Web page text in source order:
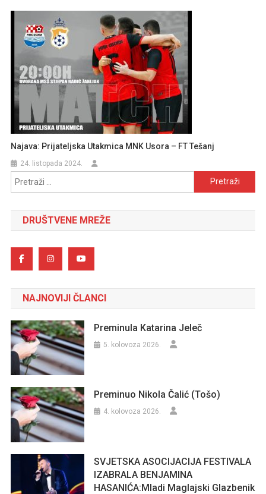
Najava: Prijateljska Utakmica MNK Usora – FT Tešanj
24. listopada 2024.
Pretraži:
DRUŠTVENE MREŽE
NAJNOVIJI ČLANCI
Preminula Katarina Jeleč
5. kolovoza 2026.
Preminuo Nikola Čalić (Tošo)
4. kolovoza 2026.
SVJETSKA ASOCIJACIJA FESTIVALA
IZABRALA BENJAMINA
HASANIĆA:Mladi Maglajski Glazbenik